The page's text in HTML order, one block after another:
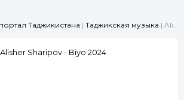
Таджикистана | Таджикская музыка | Alisher Sharipov - Biyo 2024